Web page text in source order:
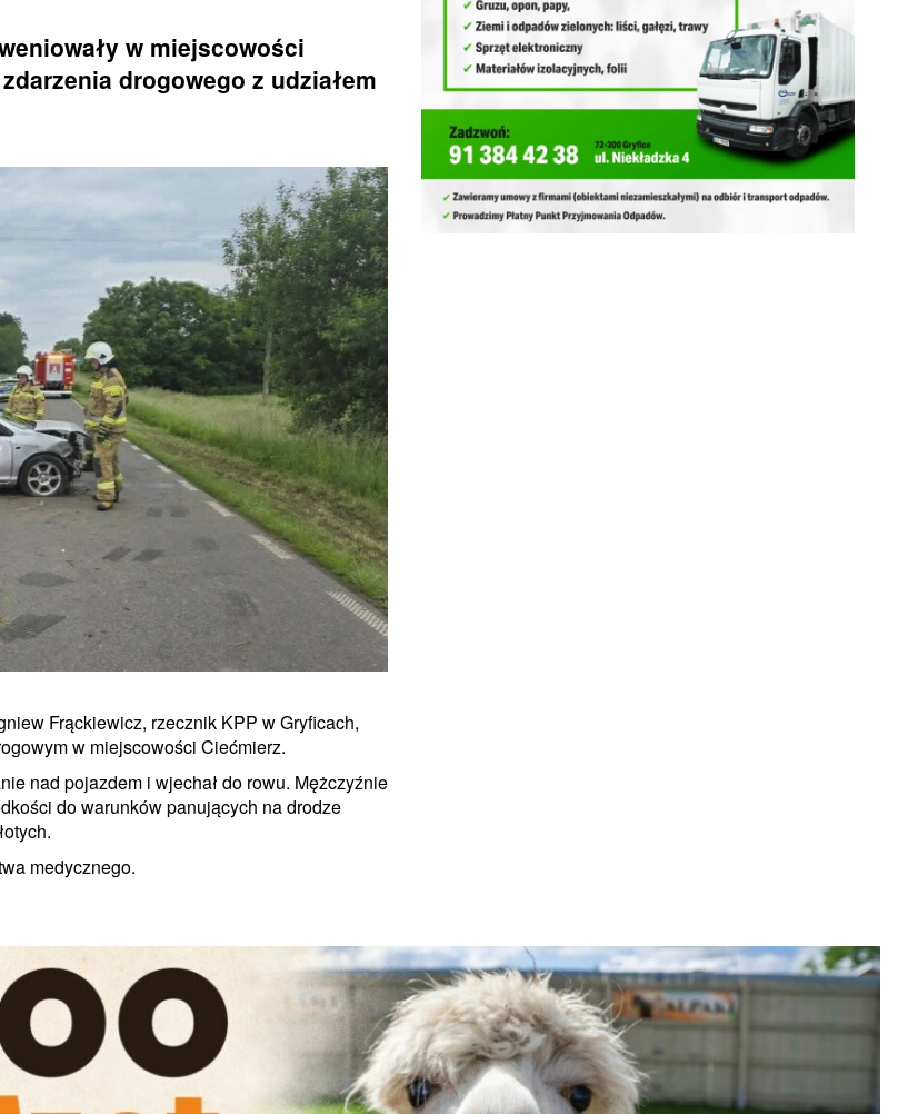
w miejscowości
drogowego z udziałem
Frąckiewicz, rzecznik KPP w Gryficach,
w miejscowości Ciećmierz.
nad pojazdem i wjechał do rowu. Mężczyźnie
do warunków panujących na drodze
medycznego.